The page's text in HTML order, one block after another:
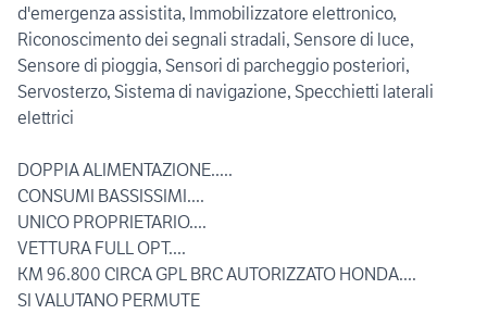
d'emergenza assistita, Immobilizzatore elettronico,
Riconoscimento dei segnali stradali, Sensore di luce,
Sensore di pioggia, Sensori di parcheggio posteriori,
Servosterzo, Sistema di navigazione, Specchietti laterali
elettrici
DOPPIA ALIMENTAZIONE.....
CONSUMI BASSISSIMI....
UNICO PROPRIETARIO....
VETTURA FULL OPT....
KM 96.800 CIRCA GPL BRC AUTORIZZATO HONDA....
SI VALUTANO PERMUTE